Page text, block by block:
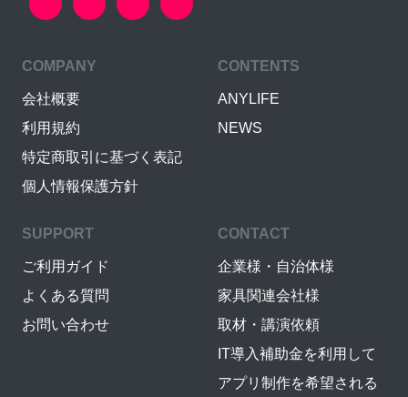
COMPANY
会社概要
利用規約
特定商取引に基づく表記
個人情報保護方針
CONTENTS
ANYLIFE
NEWS
SUPPORT
ご利用ガイド
よくある質問
お問い合わせ
CONTACT
企業様・自治体様
家具関連会社様
取材・講演依頼
IT導入補助金を利用して
アプリ制作を希望される